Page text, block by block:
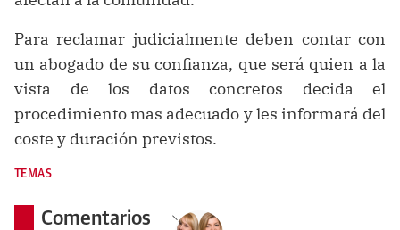
Para reclamar judicialmente deben contar con
un abogado de su confianza, que será quien a la
vista de los datos concretos decida el
procedimiento mas adecuado y les informará del
coste y duración previstos.
TEMAS
Comentarios